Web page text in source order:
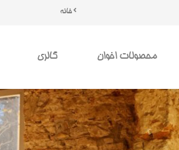
خانه
گالری محصولات اخوان